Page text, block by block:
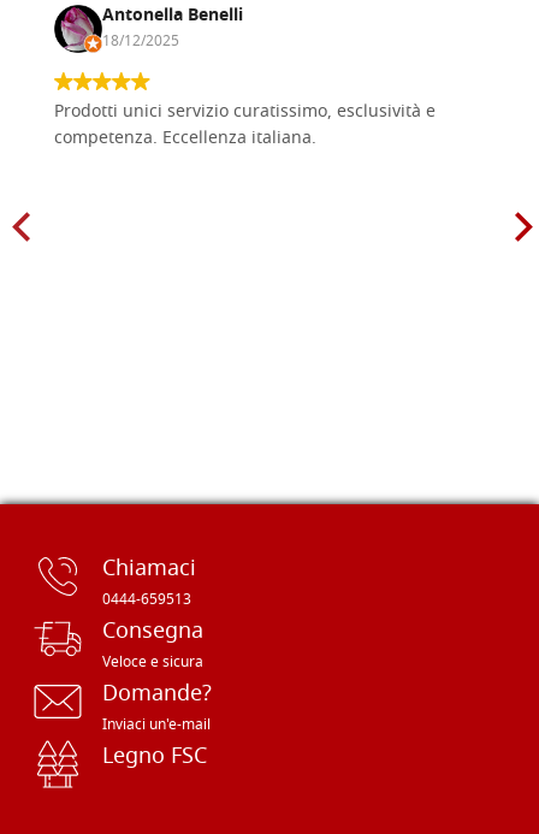
Antonella Benelli
18/12/2025
Prodotti unici servizio curatissimo, esclusività e
competenza. Eccellenza italiana.
Chiamaci
0444-659513
Consegna
Veloce e sicura
Domande?
Inviaci un'e-mail
Legno FSC